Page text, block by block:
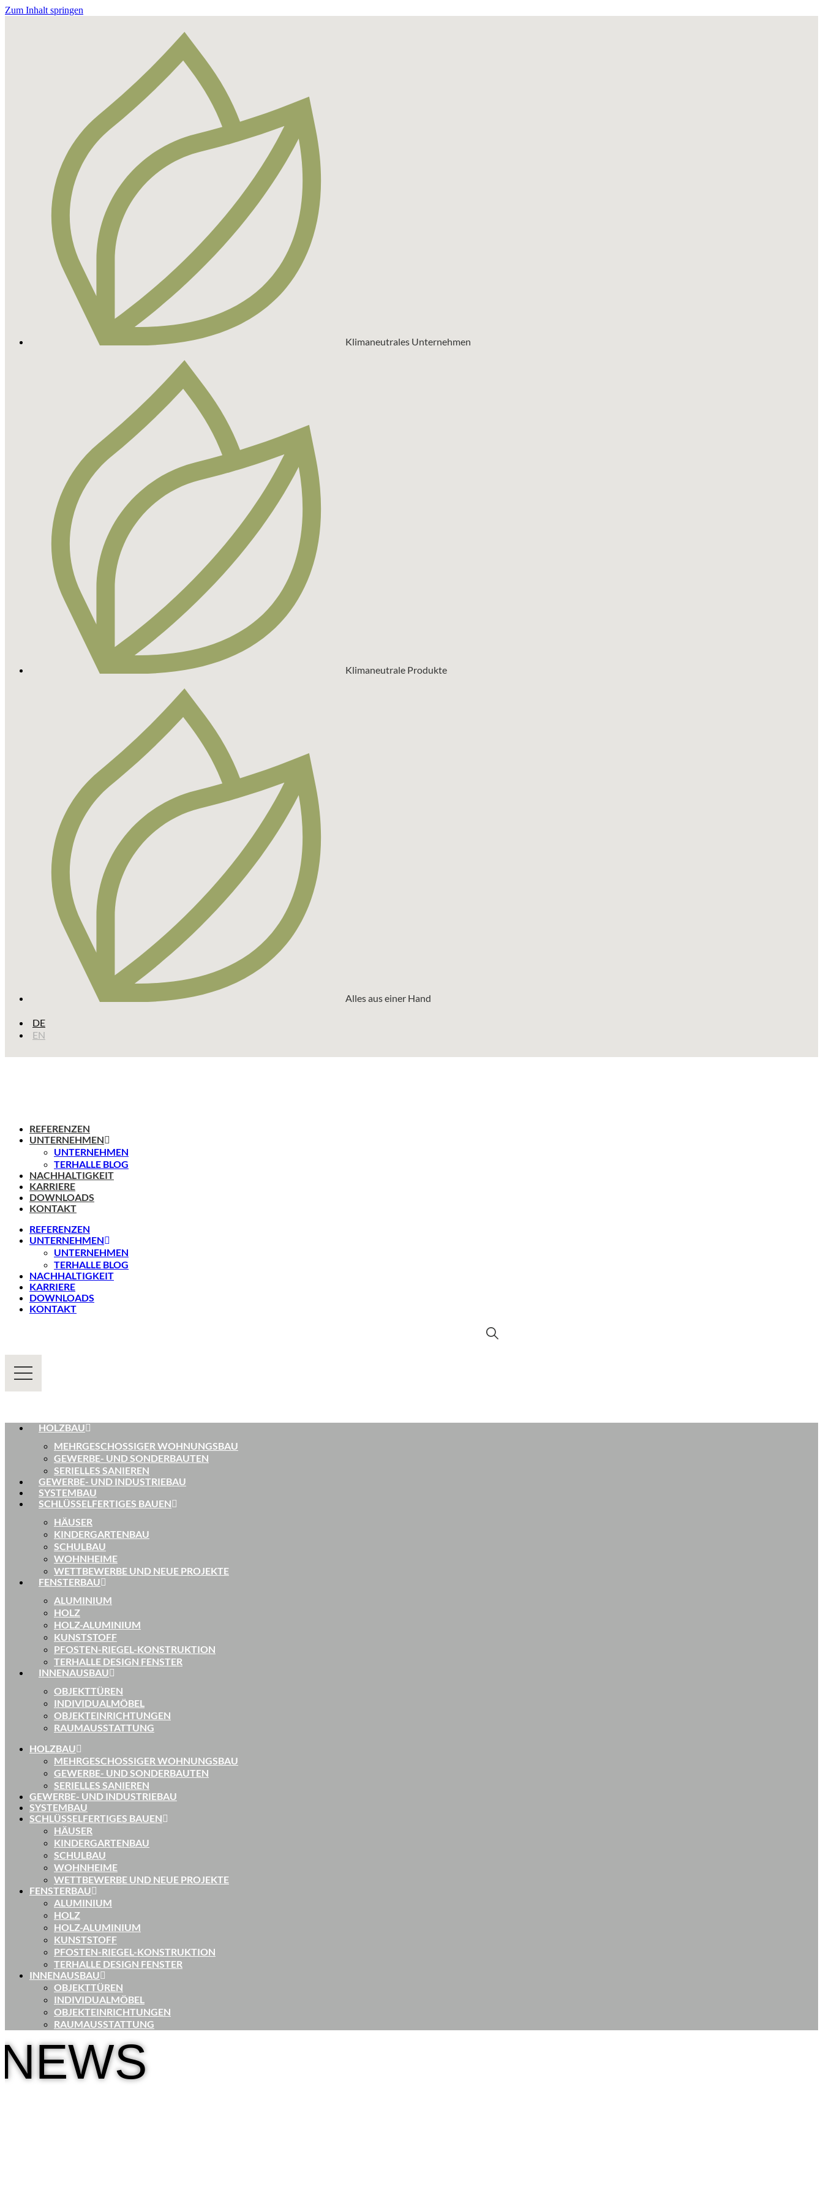
Zum Inhalt springen
Klimaneutrales Unternehmen
Klimaneutrale Produkte
Alles aus einer Hand
DE
EN
REFERENZEN
UNTERNEHMEN
UNTERNEHMEN
TERHALLE BLOG
NACHHALTIGKEIT
KARRIERE
DOWNLOADS
KONTAKT
REFERENZEN
UNTERNEHMEN
UNTERNEHMEN
TERHALLE BLOG
NACHHALTIGKEIT
KARRIERE
DOWNLOADS
KONTAKT
HOLZBAU
MEHRGESCHOSSIGER WOHNUNGSBAU
GEWERBE- UND SONDERBAUTEN
SERIELLES SANIEREN
GEWERBE- UND INDUSTRIEBAU
SYSTEMBAU
SCHLÜSSELFERTIGES BAUEN
HÄUSER
KINDERGARTENBAU
SCHULBAU
WOHNHEIME
WETTBEWERBE UND NEUE PROJEKTE
FENSTERBAU
ALUMINIUM
HOLZ
HOLZ-ALUMINIUM
KUNSTSTOFF
PFOSTEN-RIEGEL-KONSTRUKTION
TERHALLE DESIGN FENSTER
INNENAUSBAU
OBJEKTTÜREN
INDIVIDUALMÖBEL
OBJEKTEINRICHTUNGEN
RAUMAUSSTATTUNG
HOLZBAU
MEHRGESCHOSSIGER WOHNUNGSBAU
GEWERBE- UND SONDERBAUTEN
SERIELLES SANIEREN
GEWERBE- UND INDUSTRIEBAU
SYSTEMBAU
SCHLÜSSELFERTIGES BAUEN
HÄUSER
KINDERGARTENBAU
SCHULBAU
WOHNHEIME
WETTBEWERBE UND NEUE PROJEKTE
FENSTERBAU
ALUMINIUM
HOLZ
HOLZ-ALUMINIUM
KUNSTSTOFF
PFOSTEN-RIEGEL-KONSTRUKTION
TERHALLE DESIGN FENSTER
INNENAUSBAU
OBJEKTTÜREN
INDIVIDUALMÖBEL
OBJEKTEINRICHTUNGEN
RAUMAUSSTATTUNG
NEWS